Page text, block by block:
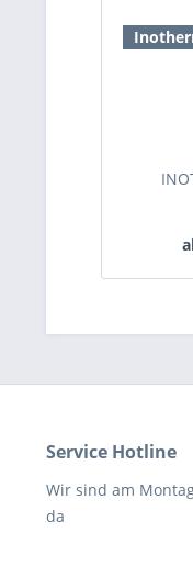
Service Hotline
Wir sind am
da